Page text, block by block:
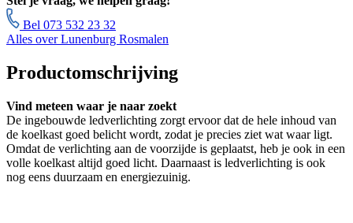
Bel 073 532 23 32
Alles over Lunenburg Rosmalen
Productomschrijving
Vind meteen waar je naar zoekt
De ingebouwde ledverlichting zorgt ervoor dat de hele inhoud van
de koelkast goed belicht wordt, zodat je precies ziet wat waar ligt.
Omdat de verlichting aan de voorzijde is geplaatst, heb je ook in een
volle koelkast altijd goed licht. Daarnaast is ledverlichting is ook
nog eens duurzaam en energiezuinig.